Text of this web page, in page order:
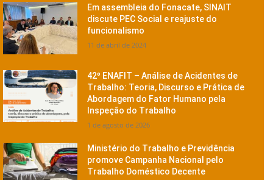
Em assembleia do Fonacate, SINAIT
discute PEC Social e reajuste do
funcionalismo
11 de abril de 2024
42º ENAFIT – Análise de Acidentes de
Trabalho: Teoria, Discurso e Prática de
Abordagem do Fator Humano pela
Inspeção do Trabalho
1 de agosto de 2026
Ministério do Trabalho e Previdência
promove Campanha Nacional pelo
Trabalho Doméstico Decente